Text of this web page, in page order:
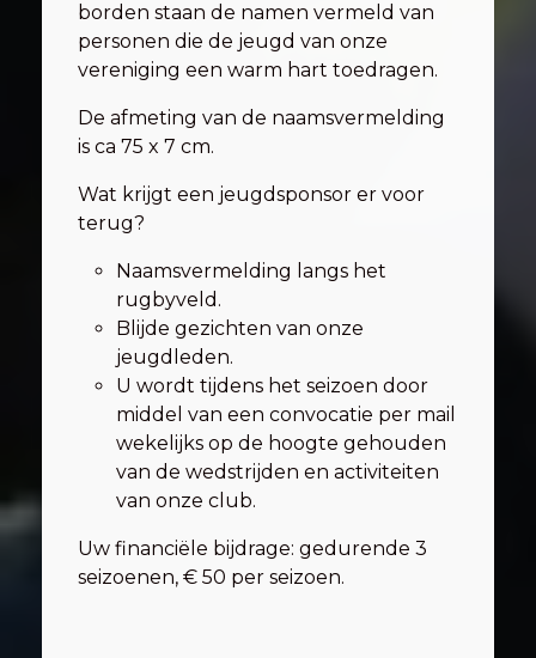
borden staan de namen vermeld van
personen die de jeugd van onze
vereniging een warm hart toedragen.
De afmeting van de naamsvermelding
is ca 75 x 7 cm.
Wat krijgt een jeugdsponsor er voor
terug?
Naamsvermelding langs het
rugbyveld.
Blijde gezichten van onze
jeugdleden.
U wordt tijdens het seizoen door
middel van een convocatie per mail
wekelijks op de hoogte gehouden
van de wedstrijden en activiteiten
van onze club.
Uw financiële bijdrage: gedurende 3
seizoenen, € 50 per seizoen.